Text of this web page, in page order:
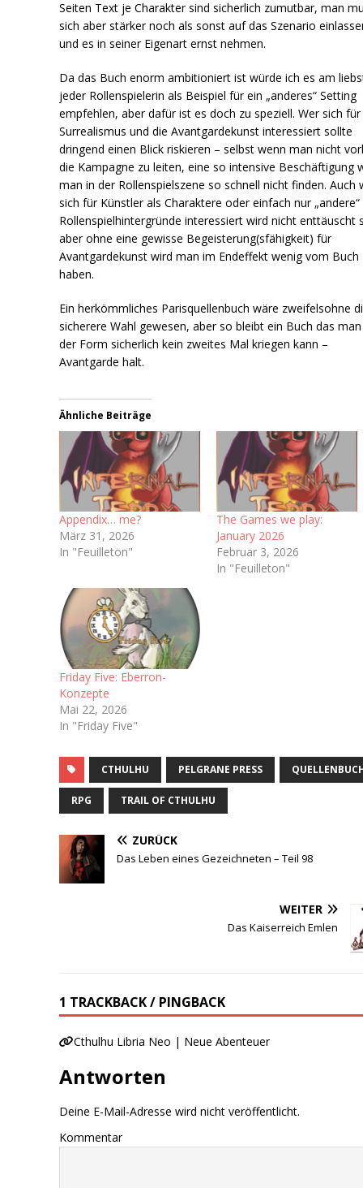
Seiten Text je Charakter sind sicherlich zumutbar, man
sich aber stärker noch als sonst auf das Szenario
und es in seiner Eigenart ernst nehmen.
Da das Buch enorm ambitioniert ist würde ich es am
jeder Rollenspielerin als Beispiel für ein „anderes“ Setting
empfehlen, aber dafür ist es doch zu speziell. Wer sich
Surrealismus und die Avantgardekunst interessiert sollte
dringend einen Blick riskieren – selbst wenn man nicht
die Kampagne zu leiten, eine so intensive Beschäftigung
man in der Rollenspielszene so schnell nicht finden. Auch
sich für Künstler als Charaktere oder einfach nur „andere“
Rollenspielhintergründe interessiert wird nicht enttäuscht
aber ohne eine gewisse Begeisterung(sfähigkeit) für
Avantgardekunst wird man im Endeffekt wenig vom Buch
haben.
Ein herkömmliches Parisquellenbuch wäre zweifelsohne
sicherere Wahl gewesen, aber so bleibt ein Buch das
der Form sicherlich kein zweites Mal kriegen kann –
Avantgarde halt.
Ähnliche Beiträge
Appendix… me?
März 31, 2026
In "Feuilleton"
The Games we play:
January 2026
Februar 3, 2026
In "Feuilleton"
Friday Five: Eberron-
Konzepte
Mai 22, 2026
In "Friday Five"
CTHULHU PELGRANE PRESS
RPG TRAIL OF CTHULHU
ZURÜCK
Das Leben eines Gezeichneten – Teil 98
WEITER
Das Kaiserreich Emlen
1 TRACKBACK / PINGBACK
Cthulhu Libria Neo | Neue Abenteuer
Antworten
Deine E-Mail-Adresse wird nicht veröffentlicht.
Kommentar